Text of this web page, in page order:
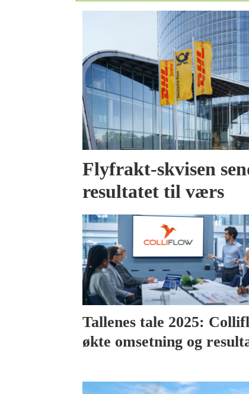
Flyfrakt-skvisen
resultatet til værs
Tallenes tale 2025:
økte omsetning og